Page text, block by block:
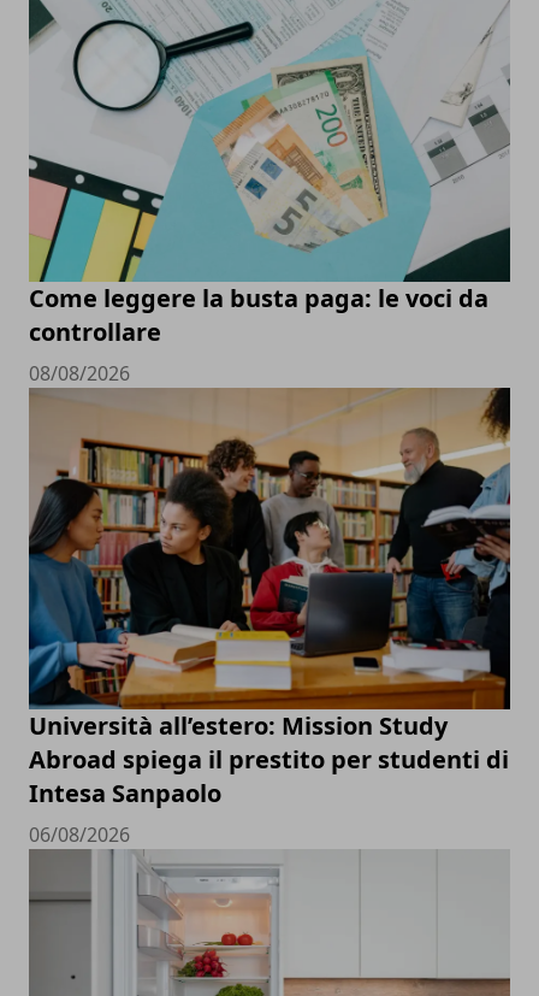
Come leggere la busta paga: le voci da
controllare
08/08/2026
Università all’estero: Mission Study
Abroad spiega il prestito per studenti di
Intesa Sanpaolo
06/08/2026